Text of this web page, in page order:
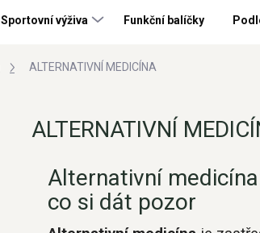
Sportovní výživa Funkční balíčky
ALTERNATIVNÍ MEDICÍNA
ALTERNATIVNÍ
Alternativní
co si dát pozor